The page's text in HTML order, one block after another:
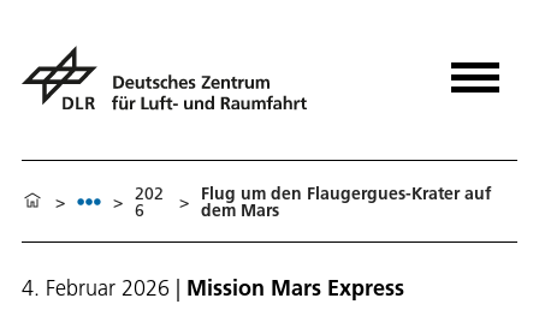
> > 202
6 > Flug um den Flaugergues-Krater auf
dem Mars
4. Februar 2026 | Mission Mars Express